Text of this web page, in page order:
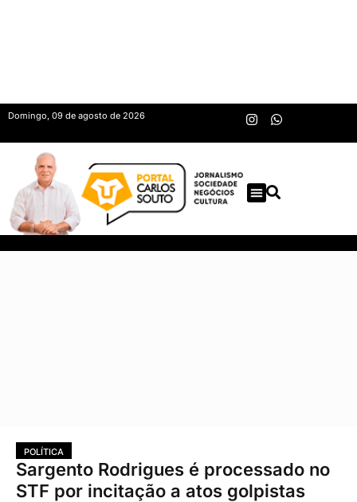
Domingo, 09 de agosto de 2026
POLÍTICA
Sargento Rodrigues é processado no
STF por incitação a atos golpistas